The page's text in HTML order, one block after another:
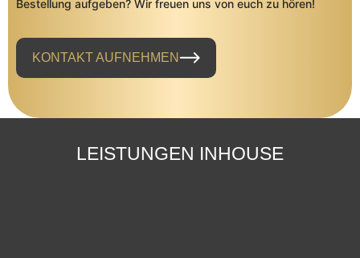
Bestellung aufgeben? Wir freuen uns von euch zu hören!
KONTAKT AUFNEHMEN
LEISTUNGEN INHOUSE